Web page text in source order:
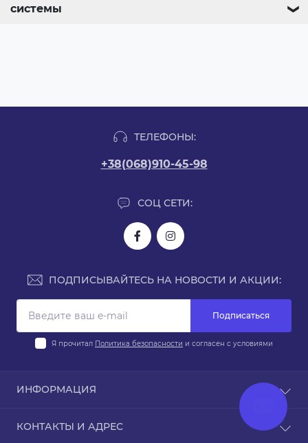
системы
❯
ТЕЛЕФОНЫ:
+38(068)910-45-98
СОЦ СЕТИ:
ПОДПИСЫВАЙТЕСЬ НА НОВОСТИ И АКЦИИ:
Подписаться
Я прочитал Политика безопасности и согласен с условиями
ИНФОРМАЦИЯ
Политика безопасности
КОНТАКТЫ И АДРЕС